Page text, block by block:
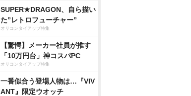
SUPER★DRAGON、自ら描い
た”レトロフューチャー”
オリコンタイアップ特集
【驚愕】メーカー社員が推す
「10万円台」神コスパPC
オリコンタイアップ特集
一番似合う登場人物は…『VIV
ANT』限定ウオッチ